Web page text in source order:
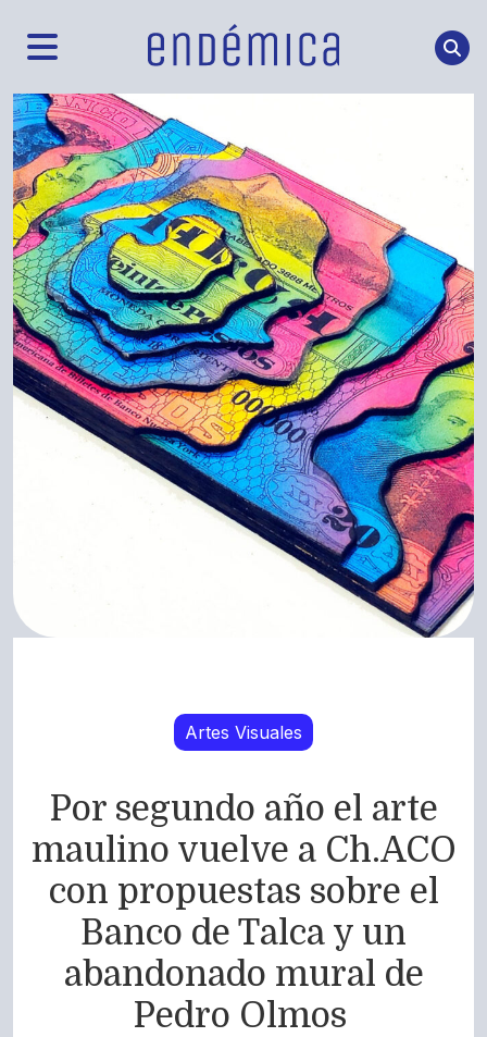
Artes Visuales
Por segundo año el arte
maulino vuelve a Ch.ACO
con propuestas sobre el
Banco de Talca y un
abandonado mural de
Pedro Olmos